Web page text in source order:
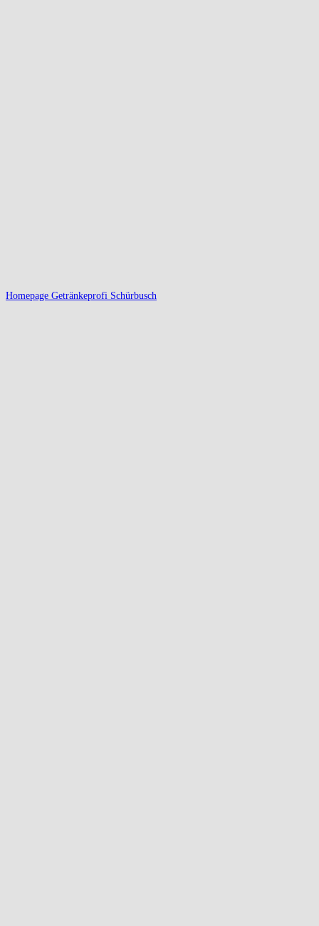
Homepage Getränkeprofi Schürbusch